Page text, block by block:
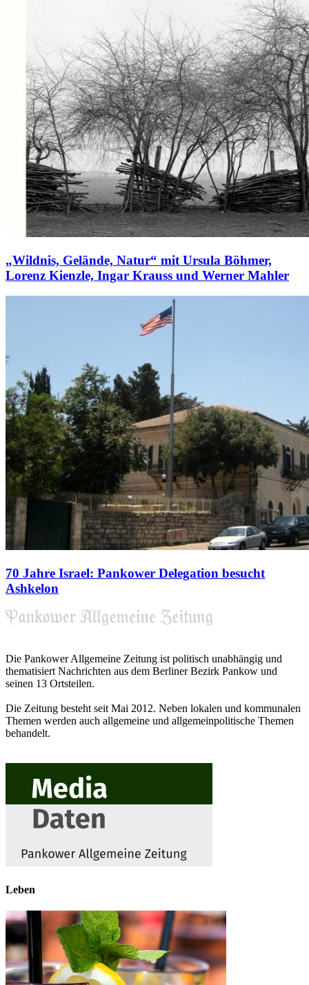
„Wildnis, Gelände, Natur“ mit Ursula Böhmer,
Lorenz Kienzle, Ingar Krauss und Werner Mahler
70 Jahre Israel: Pankower Delegation besucht
Ashkelon
Die Pankower Allgemeine Zeitung ist politisch unabhängig und
thematisiert Nachrichten aus dem Berliner Bezirk Pankow und
seinen 13 Ortsteilen.
Die Zeitung besteht seit Mai 2012. Neben lokalen und kommunalen
Themen werden auch allgemeine und allgemeinpolitische Themen
behandelt.
Leben